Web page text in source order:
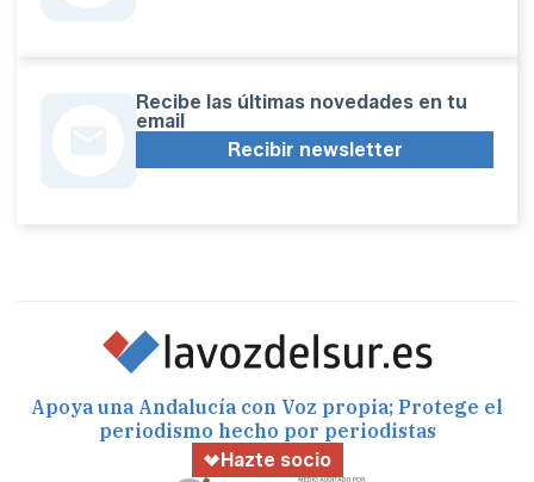
Recibe las últimas novedades en tu
email
Recibir newsletter
Apoya una Andalucía con Voz propia; Protege el
periodismo hecho por periodistas
Hazte socio